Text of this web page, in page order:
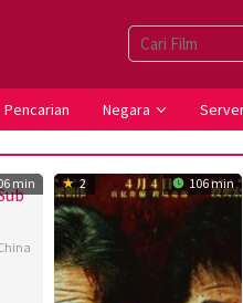
Pencarian Negara
min 2 106 min